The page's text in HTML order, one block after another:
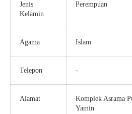
Jenis
Kelamin
Perempuan
Agama Islam
Telepon -
Alamat
Komplek Asrama
Yamin